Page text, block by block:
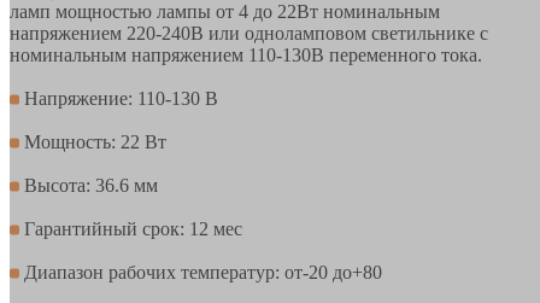
ламп мощностью лампы от 4 до 22Вт номинальным
напряжением 220-240В или одноламповом светильнике с
номинальным напряжением 110-130В переменного тока.
Напряжение: 110-130 В
Мощность: 22 Вт
Высота: 36.6 мм
Гарантийный срок: 12 мес
Диапазон рабочих температур: от-20 до+80